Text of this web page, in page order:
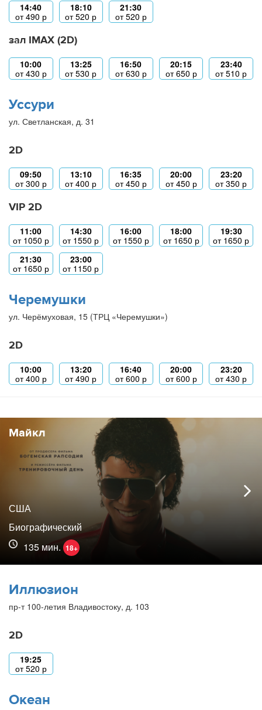
14:40
от490 р
18:10
от520 р
21:30
от520 р
зал IMAX (2D)
10:00
от430 р
13:25
от530 р
16:50
от630 р
20:15
от650 р
23:40
от510 р
Уссури
ул. Светланская, д. 31
2D
09:50
от300 р
13:10
от400 р
16:35
от450 р
20:00
от450 р
23:20
от350 р
VIP 2D
11:00
от 1050 р
14:30
от 1550 р
16:00
от 1550 р
18:00
от 1650 р
19:30
от 1650 р
21:30
от 1650 р
23:00
от 1150 р
Черемушки
ул. Черёмуховая, 15 (ТРЦ «Черемушки»)
2D
10:00
от400 р
13:20
от490 р
16:40
от600 р
20:00
от600 р
23:20
от430 р
Майкл
США
Биографический
135 мин. 18+
Иллюзион
пр-т 100-летия Владивостоку, д. 103
2D
19:25
от520 р
Океан